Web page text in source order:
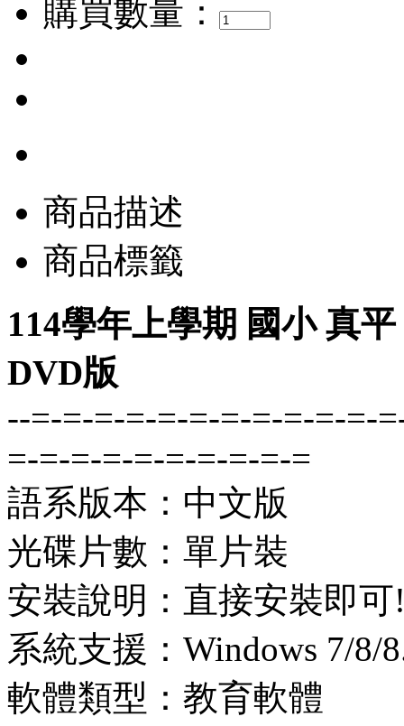
購買數量：
商品描述
商品標籤
114學年上學期 國小 真
DVD版
--=-=-=-=-=-=-=-=-=-=-=-
=-=-=-=-=-=-=-=-=-=
語系版本：中文版
光碟片數：單片裝
安裝說明：直接安裝即可
系統支援：Windows 7/8/
軟體類型：教育軟體